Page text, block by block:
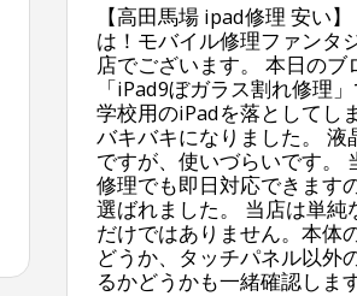
【高田馬場 ipad修理 安い
は！モバイル修理ファンタ
店でございます。 本日のブ
「iPad9ぼガラス割れ修理
学校用のiPadを落としてし
バキバキになりました。 液
ですが、使いづらいです。
修理でも即日対応できます
選ばれました。 当店は単純
だけではありません。本体
どうか、タッチパネル以外
るかどうかも一緒確認します